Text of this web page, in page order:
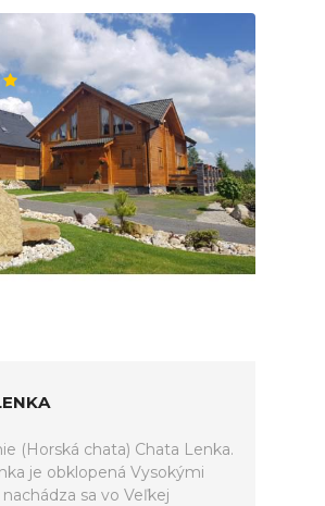
(Horská chata) Chata Lenka.
je obklopená Vysokými
sa vo Veľkej